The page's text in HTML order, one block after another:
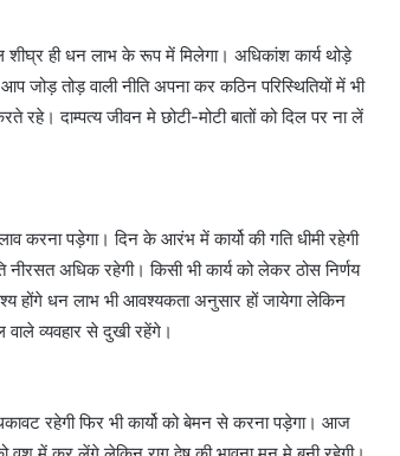
शीघ्र ही धन लाभ के रूप में मिलेगा। अधिकांश कार्य थोड़े
जोड़ तोड़ वाली नीति अपना कर कठिन परिस्थितियों में भी
दाम्पत्य जीवन मे छोटी-मोटी बातों को दिल पर ना लें
करना पड़ेगा। दिन के आरंभ में कार्यो की गति धीमी रहेगी
अधिक रहेगी। किसी भी कार्य को लेकर ठोस निर्णय
होंगे धन लाभ भी आवश्यकता अनुसार हों जायेगा लेकिन
व्यवहार से दुखी रहेंगे।
रहेगी फिर भी कार्यो को बेमन से करना पड़ेगा। आज